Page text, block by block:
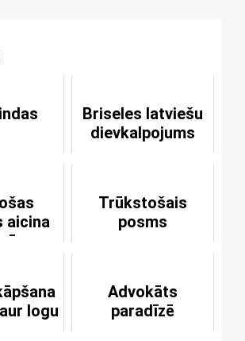
Briseles latviešu
dievkalpojums
aicina
Trūkstošais
posms
logu
Advokāts
paradīzē